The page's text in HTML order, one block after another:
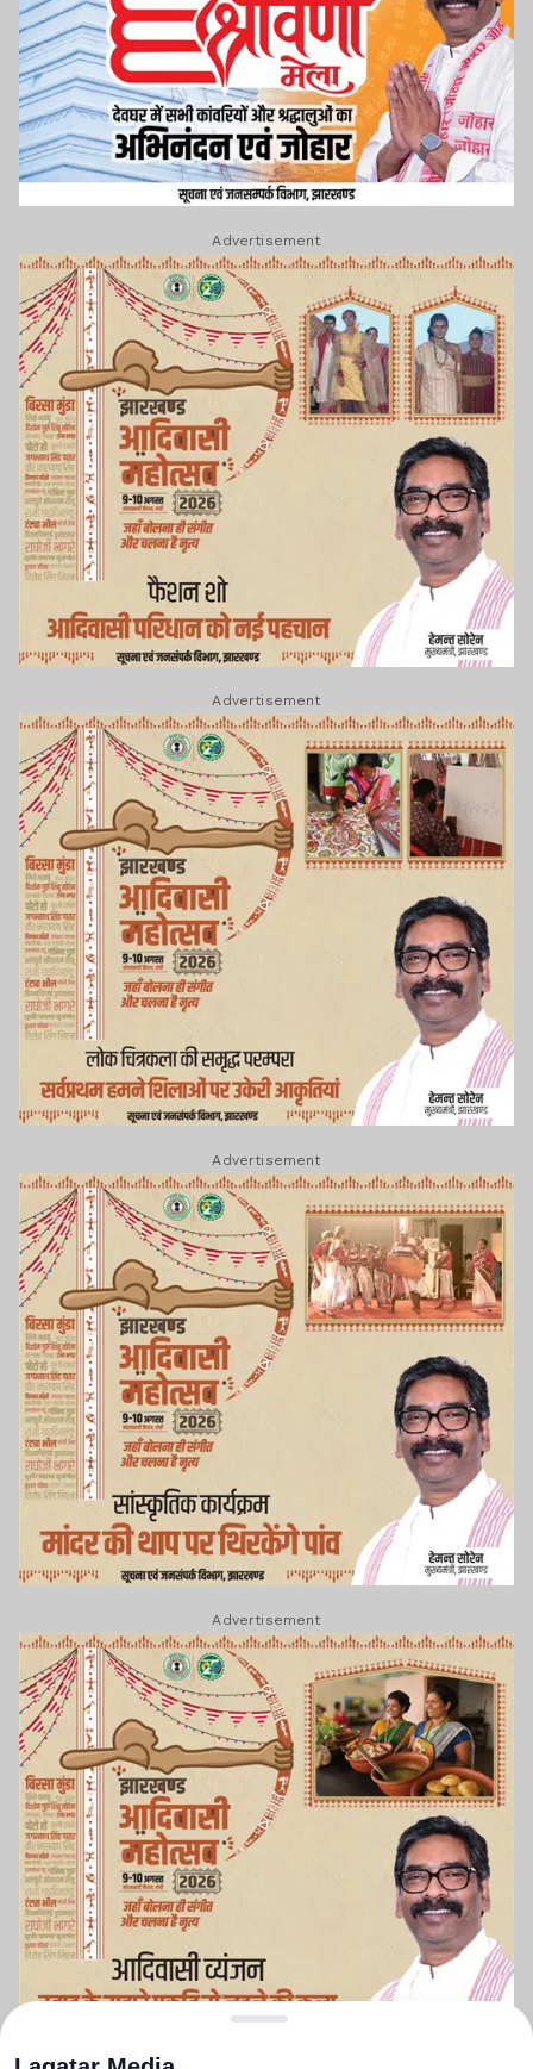
Advertisement
Advertisement
Advertisement
Advertisement